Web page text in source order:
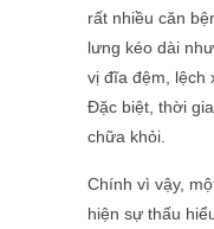
rất nhiều căn
lưng kéo dài
vị đĩa đệm,
Đặc biệt, thời
chữa khỏi.
Chính vì vậy,
hiện sự thấu